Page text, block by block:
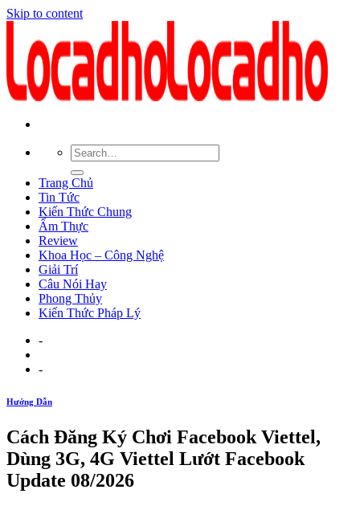
Skip to content
Trang Chủ
Tin Tức
Kiến Thức Chung
Ẩm Thực
Review
Khoa Học – Công Nghệ
Giải Trí
Câu Nói Hay
Phong Thủy
Kiến Thức Pháp Lý
-
-
Hướng Dẫn
Cách Đăng Ký Chơi Facebook Viettel,
Dùng 3G, 4G Viettel Lướt Facebook
Update 08/2026